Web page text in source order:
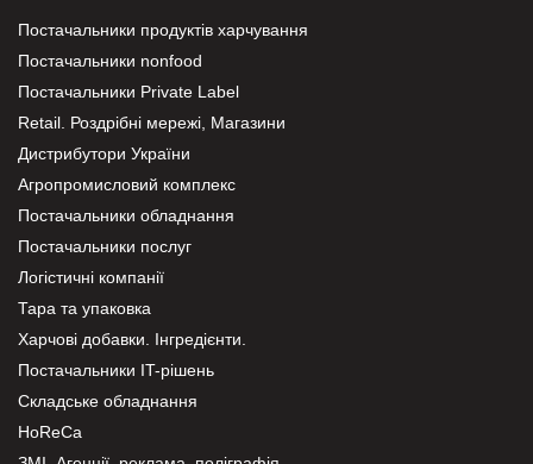
Постачальники продуктів харчування
Постачальники nonfood
Постачальники Private Label
Retail. Роздрібні мережі, Магазини
Дистрибутори України
Агропромисловий комплекс
Постачальники обладнання
Постачальники послуг
Логістичні компанії
Тара та упаковка
Харчові добавки. Інгредієнти.
Постачальники IT-рішень
Складське обладнання
HoReCa